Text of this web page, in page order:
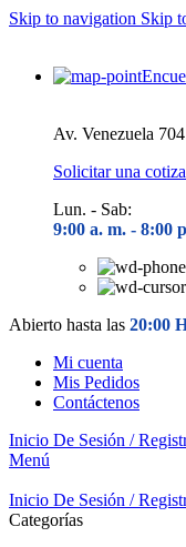
Skip to navigation Skip
Av. Venezuela
Solicitar una
Lun. - Sab:
9:00 a. m. - 8:00
Abierto hasta las 20:00
Mi cuenta
Mis Pedidos
Contáctenos
Inicio De Sesión /
Menú
Inicio De Sesión /
Categorías